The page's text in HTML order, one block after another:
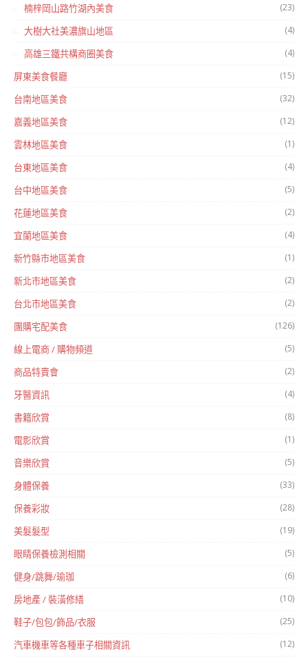
楠梓岡山路竹湖內美食 (23)
大樹大社美濃旗山地區 (4)
高雄三鐵共構商圈美食 (4)
屏東美食餐廳 (15)
台南地區美食 (32)
嘉義地區美食 (12)
雲林地區美食 (1)
台東地區美食 (4)
台中地區美食 (5)
花蓮地區美食 (2)
宜蘭地區美食 (4)
新竹縣市地區美食 (1)
新北市地區美食 (2)
台北市地區美食 (2)
團購宅配美食 (126)
線上電商 / 購物頻道 (5)
商品特賣會 (2)
牙醫資訊 (4)
書籍欣賞 (8)
電影欣賞 (1)
音樂欣賞 (5)
身體保養 (33)
保養彩妝 (28)
美髮髮型 (19)
眼睛保養檢測相關 (5)
健身/跳舞/瑜珈 (6)
房地產 / 裝潢修繕 (10)
鞋子/包包/飾品/衣服 (25)
汽車機車等各種車子相關資訊 (12)